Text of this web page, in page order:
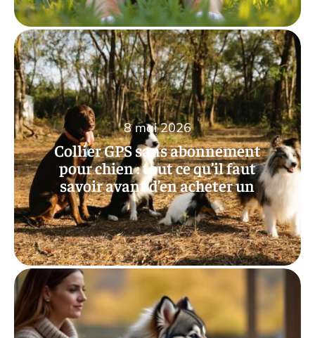
Collier GPS sans abonnement
pour chien : tout ce qu’il faut
savoir avant d’en acheter un
8 mai 2026